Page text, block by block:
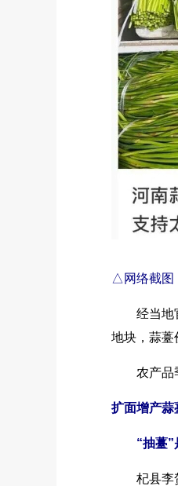
△网络截图
经当地官
地块，蒜薹
农产品季
扩面增产蒜
“抽薹”是
杞县李贺